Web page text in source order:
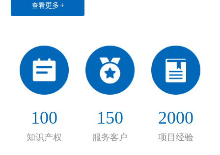
业互联网三大领域，致力于为世界各地用户提供创
经验以及高效优质的售后服务，公司业务已覆盖全
国20余个省份和直辖市，并与电力、医药、水务、
第三方物流等行业的众多龙头企业建立了长期稳定
绩效提高。
查看更多 +
100
知识产权
150
服务客户
2000
项目经验